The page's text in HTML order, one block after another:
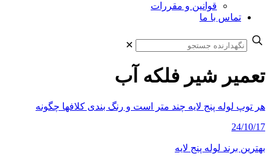
قوانین و مقررات
تماس با ما
✕
تعمیر شیر فلکه آب
هر توپ لوله پنج لایه چند متر است و رنگ بندی کلافها چگونه
24/10/17
بهترین برند لوله پنج لایه